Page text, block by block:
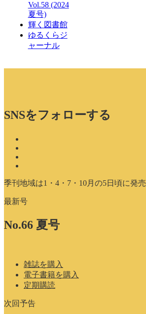
Vol.58 (2024
夏号)
輝く図書館
ゆるくらジ
ャーナル
SNSをフォローする
季刊地域は1・4・7・10月の5日頃に発売
最新号
No.66 夏号
雑誌を購入
電子書籍を購入
定期購読
次回予告